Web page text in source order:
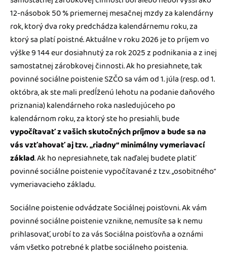
12-násobok 50 % priemernej mesačnej mzdy za kalendárny
rok, ktorý dva roky predchádza kalendárnemu roku, za
ktorý sa platí poistné. Aktuálne v roku 2026 je to príjem vo
výške 9 144 eur dosiahnutý za rok 2025 z podnikania a z inej
samostatnej zárobkovej činnosti. Ak ho presiahnete, tak
povinné sociálne poistenie SZČO sa vám od 1. júla (resp. od 1.
októbra, ak ste mali predĺženú lehotu na podanie daňového
priznania) kalendárneho roka nasledujúceho po
kalendárnom roku, za ktorý ste ho presiahli, bude
vypočítavať z vašich skutočných príjmov a bude sa na
vás vzťahovať aj tzv. „riadny“ minimálny vymeriavací
základ. Ak ho nepresiahnete, tak naďalej budete platiť
povinné sociálne poistenie vypočítavané z tzv. „osobitného“
vymeriavacieho základu.
Sociálne poistenie odvádzate Sociálnej poisťovni. Ak vám
povinné sociálne poistenie vznikne, nemusíte sa k nemu
prihlasovať, urobí to za vás Sociálna poisťovňa a oznámi
vám všetko potrebné k platbe sociálneho poistenia.